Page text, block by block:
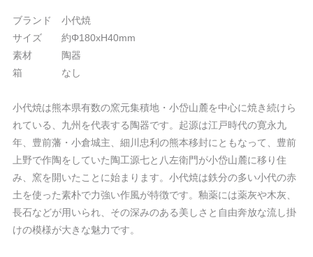
ブランド 小代焼
サイズ 約Φ180xH40mm
素材 陶器
箱 なし
小代焼は熊本県有数の窯元集積地・小岱山麓を中心に焼き続けら
れている、九州を代表する陶器です。起源は江戸時代の寛永九
年、豊前藩・小倉城主、細川忠利の熊本移封にともなって、豊前
上野で作陶をしていた陶工源七と八左衛門が小岱山麓に移り住
み、窯を開いたことに始まります。小代焼は鉄分の多い小代の赤
土を使った素朴で力強い作風が特徴です。釉薬には薬灰や木灰、
長石などが用いられ、その深みのある美しさと自由奔放な流し掛
けの模様が大きな魅力です。